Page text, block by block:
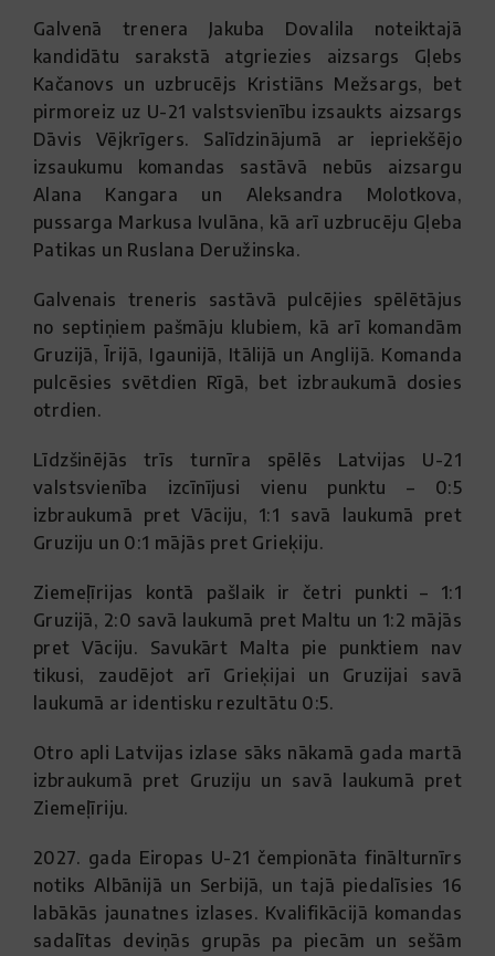
Galvenā trenera Jakuba Dovalila noteiktajā
kandidātu sarakstā atgriezies aizsargs Gļebs
Kačanovs un uzbrucējs Kristiāns Mežsargs, bet
pirmoreiz uz U-21 valstsvienību izsaukts aizsargs
Dāvis Vējkrīgers. Salīdzinājumā ar iepriekšējo
izsaukumu komandas sastāvā nebūs aizsargu
Alana Kangara un Aleksandra Molotkova,
pussarga Markusa Ivulāna, kā arī uzbrucēju Gļeba
Patikas un Ruslana Deružinska.
Galvenais treneris sastāvā pulcējies spēlētājus
no septiņiem pašmāju klubiem, kā arī komandām
Gruzijā, Īrijā, Igaunijā, Itālijā un Anglijā. Komanda
pulcēsies svētdien Rīgā, bet izbraukumā dosies
otrdien.
Līdzšinējās trīs turnīra spēlēs Latvijas U-21
valstsvienība izcīnījusi vienu punktu – 0:5
izbraukumā pret Vāciju, 1:1 savā laukumā pret
Gruziju un 0:1 mājās pret Grieķiju.
Ziemeļīrijas kontā pašlaik ir četri punkti – 1:1
Gruzijā, 2:0 savā laukumā pret Maltu un 1:2 mājās
pret Vāciju. Savukārt Malta pie punktiem nav
tikusi, zaudējot arī Grieķijai un Gruzijai savā
laukumā ar identisku rezultātu 0:5.
Otro apli Latvijas izlase sāks nākamā gada martā
izbraukumā pret Gruziju un savā laukumā pret
Ziemeļīriju.
2027. gada Eiropas U-21 čempionāta finālturnīrs
notiks Albānijā un Serbijā, un tajā piedalīsies 16
labākās jaunatnes izlases. Kvalifikācijā komandas
sadalītas deviņās grupās pa piecām un sešām